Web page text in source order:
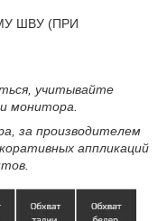
ШВУ (ПРИ
учитывайте
монитора.
за производителем
аппликаций